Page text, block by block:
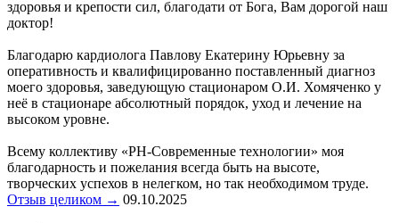
здоровья и крепости сил, благодати от Бога, Вам дорогой наш
доктор!
Благодарю кардиолога Павлову Екатерину Юрьевну за
оперативность и квалифицированно поставленный диагноз
моего здоровья, заведующую стационаром О.И. Хомяченко у
неё в стационаре абсолютный порядок, уход и лечение на
высоком уровне.
Всему коллективу «РН-Современные технологии» моя
благодарность и пожелания всегда быть на высоте,
творческих успехов в нелегком, но так необходимом труде.
Отзыв целиком → 09.10.2025